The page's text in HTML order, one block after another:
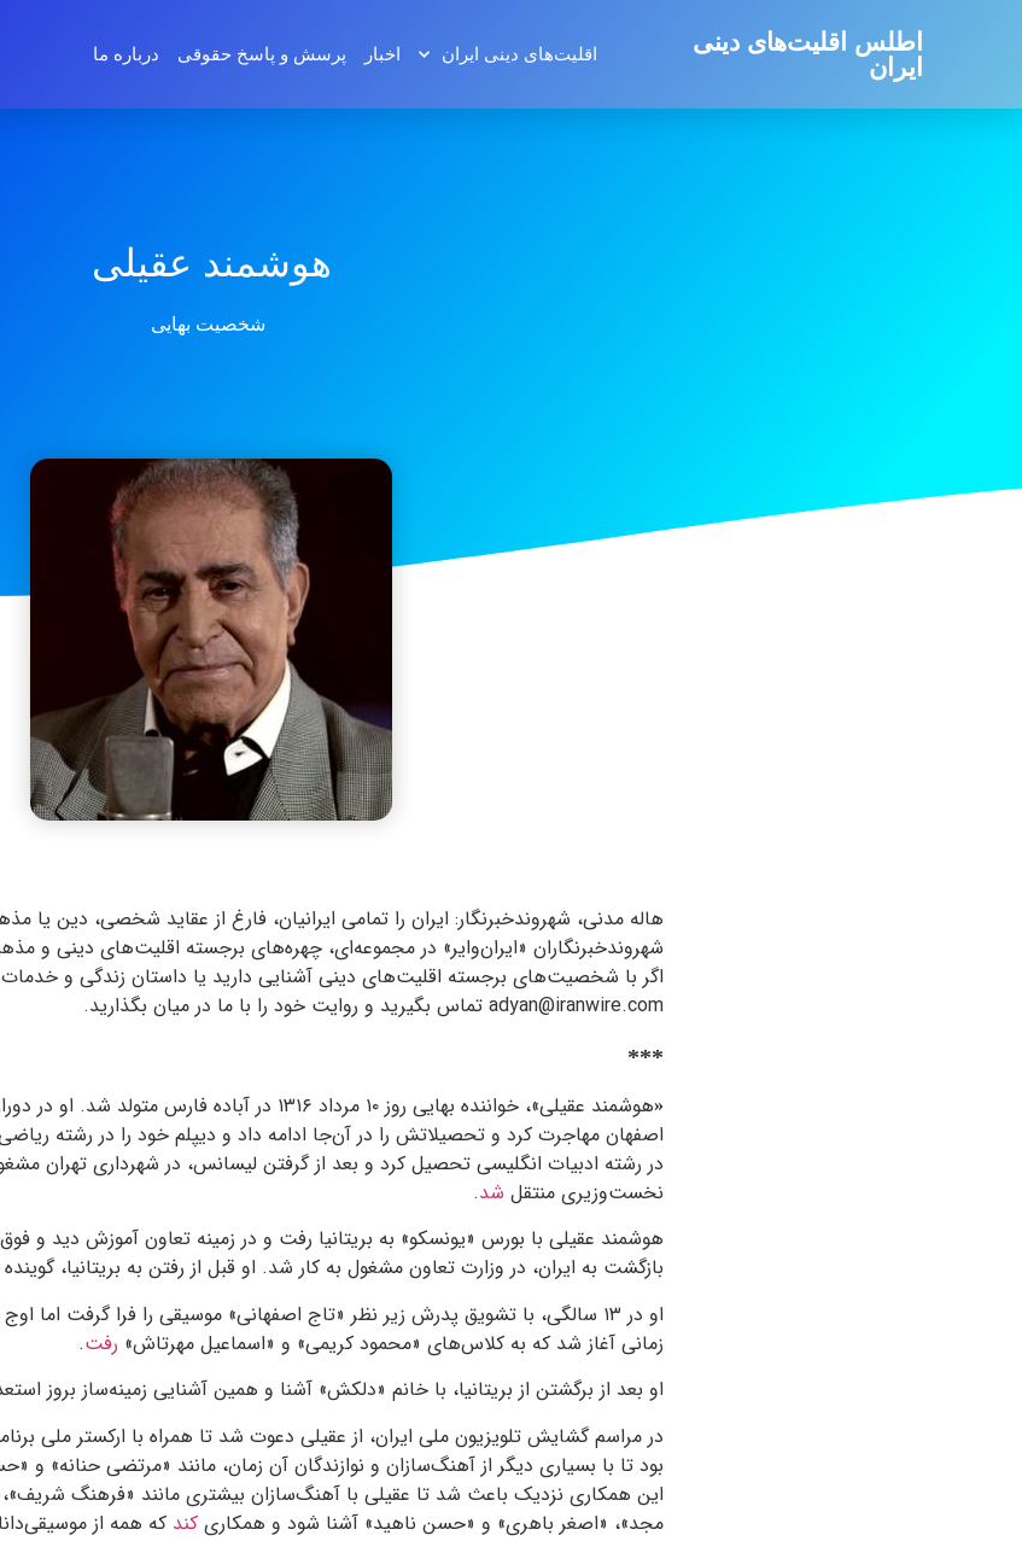
اطلس اقلیت‌های دینی
ایران
اقلیت‌های دینی ایران اخبار پرسش و پاسخ‌ حقوقی درباره ما
هوشمند عقیلی
شخصیت بهایی
هاله مدنی، شهروندخبرنگار: ایران را تمامی ایرانیان، فارغ از عقاید شخصی، دین یا
شهروندخبرنگاران «ایران‌وایر» در مجموعه‌ای، چهره‌های برجسته اقلیت‌های دینی و
اگر با شخصیت‌های برجسته اقلیت‌های دینی آشنایی دارید یا داستان زندگی و خدمات
adyan@iranwire.com تماس بگیرید و روایت خود را با ما در میان بگذارید.
***
«
هوشمند عقیلی»، خواننده بهایی روز ۱۰ مرداد ۱۳۱۶ در آباده
اصفهان مهاجرت کرد و تحصیلاتش را در آن‌جا ادامه داد و دیپلم خود را در رشته
در رشته ادبیات انگلیسی تحصیل کرد و بعد از گرفتن لیسانس، در شهرداری تهران
نخست‌وزیری منتقل شد.
هوشمند عقیلی با بورس «یونسکو» به بریتانیا رفت و در زمینه تعاون آموزش دید و
بازگشت به ایران، در وزارت تعاون مشغول به کار شد. او قبل از رفتن به بریتانیا، گوینده
او در ۱۳ سالگی، با تشویق پدرش زیر نظر «تاج اصفهانی» موسیقی را فرا گرفت اما
زمانی آغاز شد که به کلاس‌های «محمود کریمی» و «اسماعیل مهرتاش» رفت.
او بعد از برگشتن از بریتانیا، با خانم «دلکش» آشنا و همین آشنایی زمینه‌ساز بروز
در مراسم گشایش تلویزیون ملی ایران، از عقیلی دعوت شد تا همراه با ارکستر ملی
بود تا با بسیاری دیگر از آهنگ‌سازان و نوازندگان آن زمان، مانند «مرتضی حنانه» و
این همکاری نزدیک باعث شد تا عقیلی با آهنگ‌سازان بیشتری مانند «فرهنگ شریف»،
مجد»، «اصغر باهری» و «حسن ناهید» آشنا شود و همکاری کند که همه از